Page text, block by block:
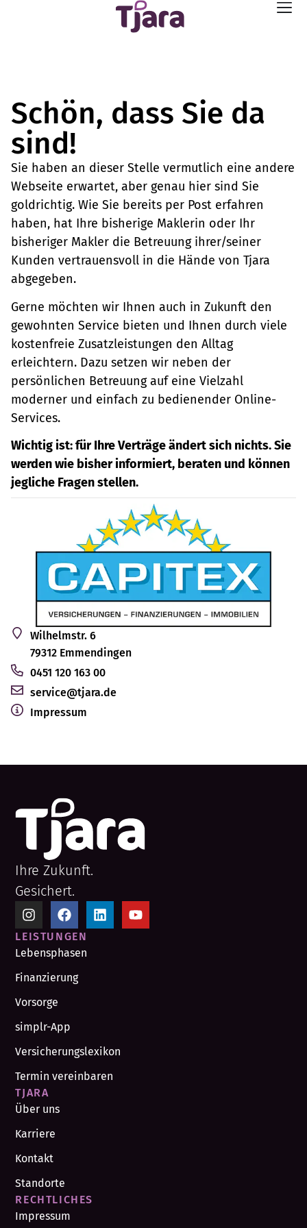
Schön, dass Sie da
sind!
Sie haben an dieser Stelle vermutlich eine andere
Webseite erwartet, aber genau hier sind Sie
goldrichtig. Wie Sie bereits per Post erfahren
haben, hat Ihre bisherige Maklerin oder Ihr
bisheriger Makler die Betreuung ihrer/seiner
Kunden vertrauensvoll in die Hände von Tjara
abgegeben.
Gerne möchten wir Ihnen auch in Zukunft den
gewohnten Service bieten und Ihnen durch viele
kostenfreie Zusatzleistungen den Alltag
erleichtern. Dazu setzen wir neben der
persönlichen Betreuung auf eine Vielzahl
moderner und einfach zu bedienender Online-
Services.
Wichtig ist: für Ihre Verträge ändert sich nichts. Sie
werden wie bisher informiert, beraten und können
jegliche Fragen stellen.
Wilhelmstr. 6
79312 Emmendingen
0451 120 163 00
service@tjara.de
Impressum
Ihre Zukunft.
Gesichert.
LEISTUNGEN
Lebensphasen
Finanzierung
Vorsorge
simplr-App
Versicherungslexikon
Termin vereinbaren
TJARA
Über uns
Karriere
Kontakt
Standorte
RECHTLICHES
Impressum